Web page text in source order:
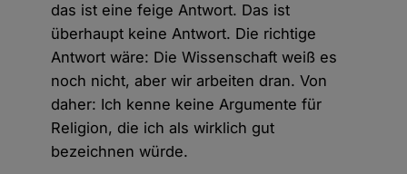
das ist eine feige Antwort. Das ist
überhaupt keine Antwort. Die richtige
Antwort wäre: Die Wissenschaft weiß es
noch nicht, aber wir arbeiten dran. Von
daher: Ich kenne keine Argumente für
Religion, die ich als wirklich gut
bezeichnen würde.